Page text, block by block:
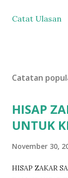
Catat Ulasan
Catatan
HISAP
UNTUK
November 30,
HISAP ZAKAR